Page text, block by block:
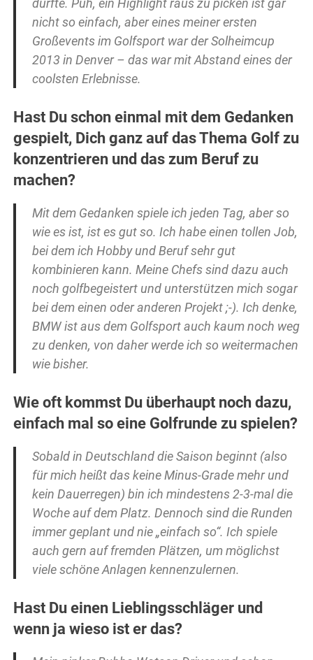
durfte. Puh, ein Highlight raus zu picken ist gar
nicht so einfach, aber eines meiner ersten
Großevents im Golfsport war der Solheimcup
2013 in Denver – das war mit Abstand eines der
coolsten Erlebnisse.
Hast Du schon einmal mit dem Gedanken
gespielt, Dich ganz auf das Thema Golf zu
konzentrieren und das zum Beruf zu
machen?
Mit dem Gedanken spiele ich jeden Tag, aber so
wie es ist, ist es gut so. Ich habe einen tollen Job,
bei dem ich Hobby und Beruf sehr gut
kombinieren kann. Meine Chefs sind dazu auch
noch golfbegeistert und unterstützen mich sogar
bei dem einen oder anderen Projekt ;-). Ich denke,
BMW ist aus dem Golfsport auch kaum noch weg
zu denken, von daher werde ich so weitermachen
wie bisher.
Wie oft kommst Du überhaupt noch dazu,
einfach mal so eine Golfrunde zu spielen?
Sobald in Deutschland die Saison beginnt (also
für mich heißt das keine Minus-Grade mehr und
kein Dauerregen) bin ich mindestens 2-3-mal die
Woche auf dem Platz. Dennoch sind die Runden
immer geplant und nie „einfach so“. Ich spiele
auch gern auf fremden Plätzen, um möglichst
viele schöne Anlagen kennenzulernen.
Hast Du einen Lieblingsschläger und
wenn ja wieso ist er das?